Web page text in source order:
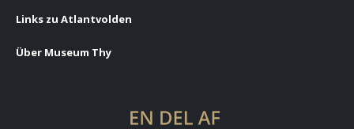
Links zu Atlantvolden
Über Museum Thy